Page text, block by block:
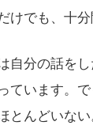
けでも、十分
自分の話をし
ています。
とんどいな